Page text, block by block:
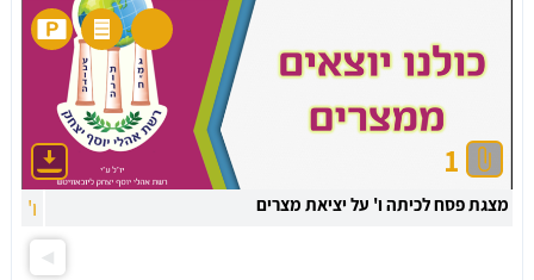
1
מצגת פסח לכיתה ו' על יציאת מצרים ו'